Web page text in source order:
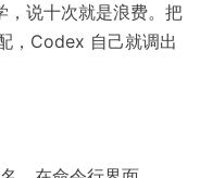
，说十次就是浪费。把
，Codex 自己就调出